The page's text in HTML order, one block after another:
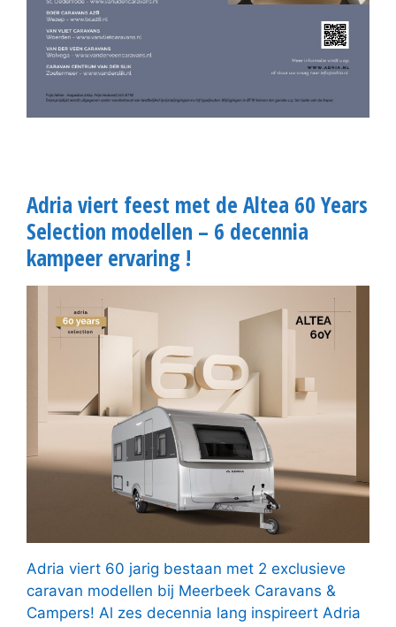
Adria viert feest met de Altea 60 Years
Selection modellen – 6 decennia
kampeer ervaring !
Adria viert 60 jarig bestaan met 2 exclusieve
caravan modellen bij Meerbeek Caravans &
Campers! Al zes decennia lang inspireert Adria